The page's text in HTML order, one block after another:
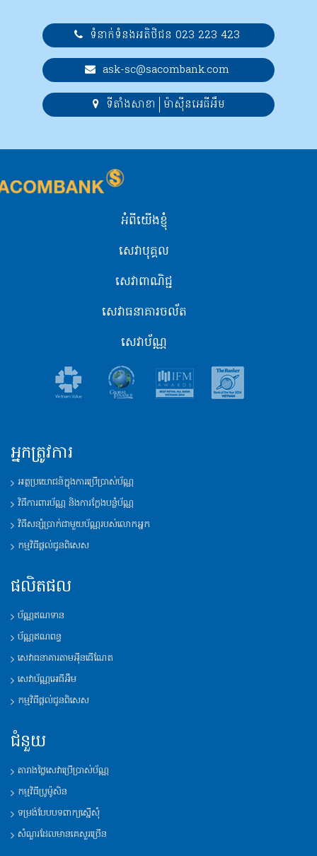
ទំនាក់ទំនងអតិថិជន 023 223 423
ask-sc@sacombank.com
ទីតាំងសាខា ម៉ាស៊ីនអេធីអឹម
អំពីយើងខ្ញុំ
សេវាបុគ្គល
សេវាពាណិជ្ជ
សេវាធនាគារចល័ត
សេវាប័ណ្ណ
អ្នកត្រូវការ
អត្ថប្រយោជន៍ក្នុងការប្រើប្រាស់ប័ណ្ណ
វិធីការពារប័ណ្ណ និងការក្លែងបន្លំប័ណ្ណ
វិធីសន្សំប្រាក់ជាមួយប័ណ្ណរបស់លោកអ្នក
កម្មវិធីផ្តល់ជូនពិសេស
ផលិតផល
ប័ណ្ណឥណទាន
ប័ណ្ណឥណពន្ធ
សេវាធនាគារតាមអុីនធើណែត
សេវាប័ណ្ណអេធីអឹម
កម្មវិធីផ្តល់ជូនពិសេស
ជំនួយ
តារាងថ្លៃសេវាប្រើប្រាស់ប័ណ្ណ
កម្មវិធីប្រូម៉ូសិន
ទម្រង់បែបបទពាក្យស្នើសុំ
សំណួរដែលមានគេសួរច្រើន